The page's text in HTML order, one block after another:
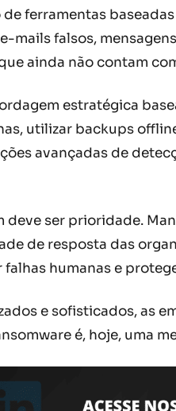
ferramentas
mails falsos,
ainda não contam
estratégica
utilizar backups
avançadas de
ser prioridade.
de resposta das
humanas e
e sofisticados, as
é, hoje, uma